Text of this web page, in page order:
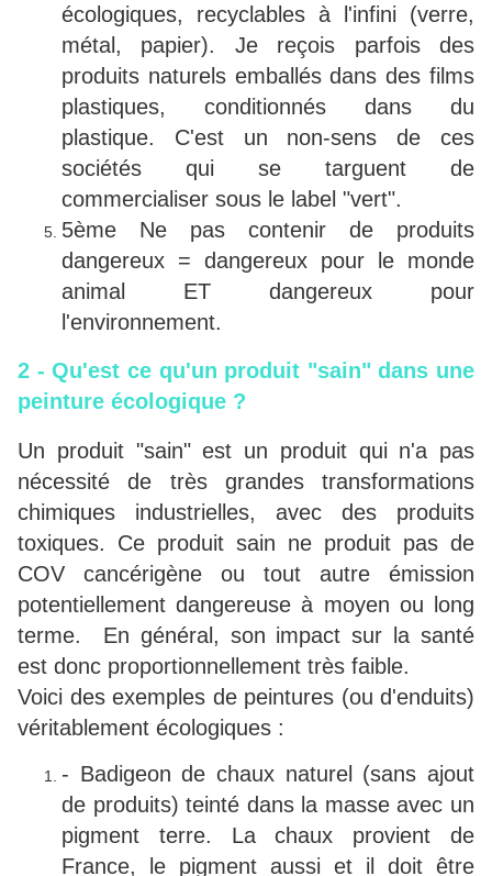
écologiques, recyclables à l'infini (verre,
métal, papier). Je reçois parfois des
produits naturels emballés dans des films
plastiques, conditionnés dans du
plastique. C'est un non-sens de ces
sociétés qui se targuent de
commercialiser sous le label "vert".
5ème Ne pas contenir de produits
dangereux = dangereux pour le monde
animal ET dangereux pour
l'environnement.
2 - Qu'est ce qu'un produit "sain" dans une
peinture écologique ?
Un produit "sain" est un produit qui n'a pas
nécessité de très grandes transformations
chimiques industrielles, avec des produits
toxiques. Ce produit sain ne produit pas de
COV cancérigène ou tout autre émission
potentiellement dangereuse à moyen ou long
terme. En général, son impact sur la santé
est donc proportionnellement très faible.
Voici des exemples de peintures (ou d'enduits)
véritablement écologiques :
- Badigeon de chaux naturel (sans ajout
de produits) teinté dans la masse avec un
pigment terre. La chaux provient de
France, le pigment aussi et il doit être